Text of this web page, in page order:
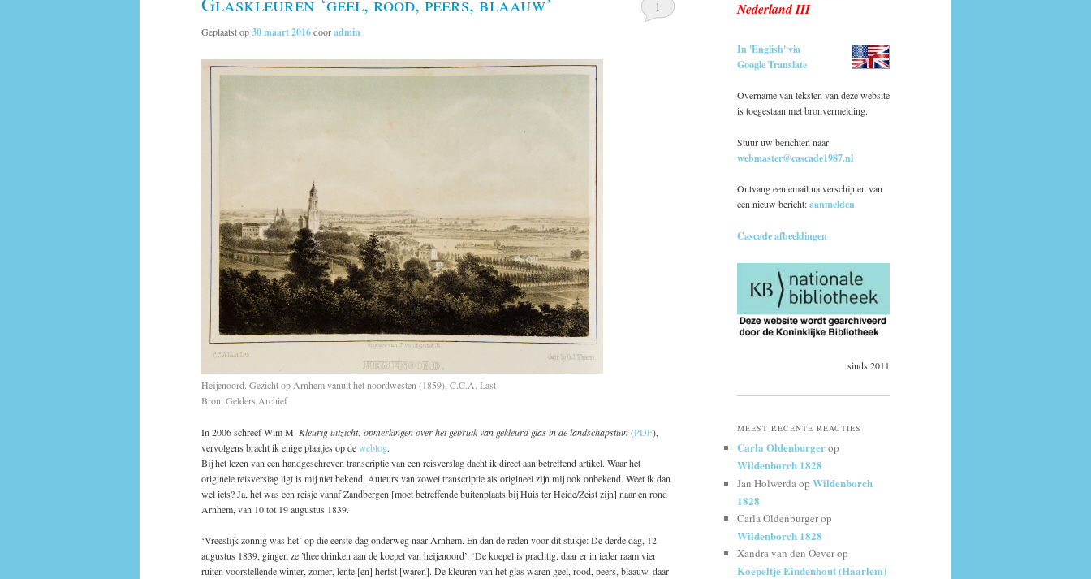
Geplaatst op30 maart 2016dooradmin
1
Heijenoord. Gezicht op Arnhem vanuit het noordwesten (1859), C.C.A. Last
Bron: Gelders Archief
In 2006 schreef Wim M. Kleurig uitzicht: opmerkingen over het gebruik van gekleurd glas in de landschapstuin(PDF),
vervolgens bracht ik enige plaatjes op deweblog.
Bij het lezen van een handgeschreven transcriptie van een reisverslag dacht ik direct aan betreffend artikel. Waar het
originele reisverslag ligt is mij niet bekend. Auteurs van zowel transcriptie als origineel zijn mij ook onbekend. Weet ik dan
wel iets? Ja, het was een reisje vanaf Zandbergen [moet betreffende buitenplaats bij Huis ter Heide/Zeist zijn] naar en rond
Arnhem, van 10 tot 19 augustus 1839.
‘Vreeslijk zonnig was het’ op die eerste dag onderweg naar Arnhem. En dan de reden voor dit stukje: De derde dag, 12
augustus 1839, gingen ze ’thee drinken aan de koepel van heijenoord’. ‘De koepel is prachtig. daar er in ieder raam vier
ruiten voorstellende winter, zomer, lente [en] herfst [waren]. De kleuren van het glas waren geel, rood, peers, blaauw. daar
Nederland III
In 'English' via
Google Translate
Overname van teksten van deze website
is toegestaan met bronvermelding.
Stuur uw berichten naar
webmaster@cascade1987.nl
Ontvang een email na verschijnen van
een nieuw bericht:aanmelden
Cascade afbeeldingen
sinds 2011
MEEST RECENTE REACTIES
Carla Oldenburgerop
Wildenborch 1828
Jan Holwerdaop Wildenborch
1828
Carla Oldenburgerop
Wildenborch 1828
Xandra van den Oeverop
Koepeltje Eindenhout (Haarlem)